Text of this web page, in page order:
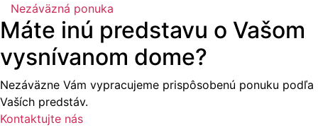
Nezáväzná ponuka
Máte inú predstavu o Vašom
vysnívanom dome?
Nezáväzne Vám vypracujeme prispôsobenú ponuku podľa
Vaších predstáv.
Kontaktujte nás